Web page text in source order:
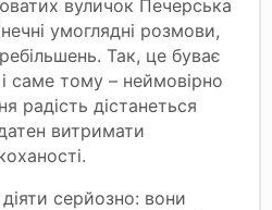
вуличок Печерська
умоглядні розмови,
Так, це буває
саме тому – неймовірно
радість дістанеться
витримати
серйозно: вони